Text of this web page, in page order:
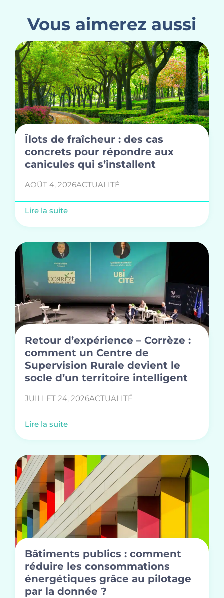
Vous aimerez aussi
Îlots de fraîcheur : des cas
concrets pour répondre aux
canicules qui s’installent
AOÛT 4, 2026ACTUALITÉ
Lire la suite
Retour d’expérience – Corrèze :
comment un Centre de
Supervision Rurale devient le
socle d’un territoire intelligent
JUILLET 24, 2026ACTUALITÉ
Lire la suite
Bâtiments publics : comment
réduire les consommations
énergétiques grâce au pilotage
par la donnée ?